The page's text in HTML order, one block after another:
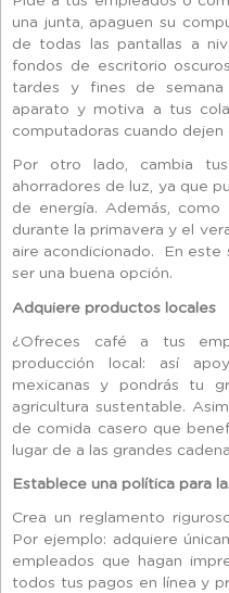
una junta, apaguen su
de todas las pantallas a
fondos de escritorio
tardes y fines de
aparato y motiva a tus
computadoras cuando dejen
Por otro lado, cambia
ahorradores de luz, ya que
de energía. Además, como
durante la primavera y el
aire acondicionado. En este
ser una buena opción.
Adquiere productos locales
¿Ofreces café a tus
producción local: así
mexicanas y pondrás tu
agricultura sustentable.
de comida casero que
lugar de a las grandes
Establece una política para
Crea un reglamento
Por ejemplo: adquiere
empleados que hagan
todos tus pagos en línea y